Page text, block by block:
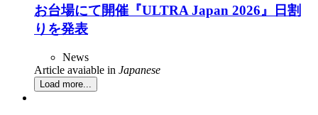
お台場にて開催『ULTRA Japan 2026』日割
りを発表
News
Article avaiable in Japanese
Load more...